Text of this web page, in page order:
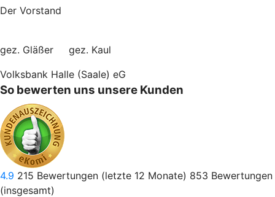
Der Vorstand
gez. Gläßer gez. Kaul
Volksbank Halle (Saale) eG
So bewerten uns unsere Kunden
4.9 215 Bewertungen (letzte 12 Monate) 853 Bewertungen
(insgesamt)